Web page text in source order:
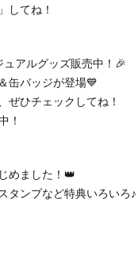
してね！
アルグッズ販売中！🎉
缶バッジが登場💙
ぜひチェックしてね！
！
めました！👑
タンプなど特典いろいろ♪